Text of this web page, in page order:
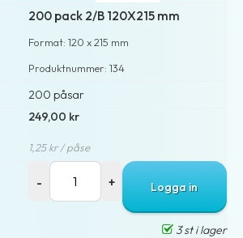
200 pack 2/B 120X215 mm
Format: 120 x 215 mm
Produktnummer: 134
200 påsar
249,00 kr
1,25 kr / påse
Logga in
3 st i lager